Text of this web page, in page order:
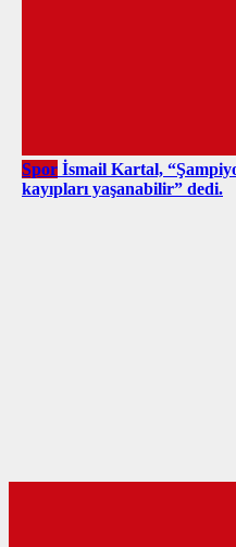
Spor İsmail Kartal,
kayıpları yaşanabilir” dedi.